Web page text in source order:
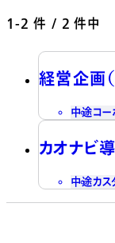
1-2 件 / 2 件中
経営企画
中途コー
カオナビ
中途カス